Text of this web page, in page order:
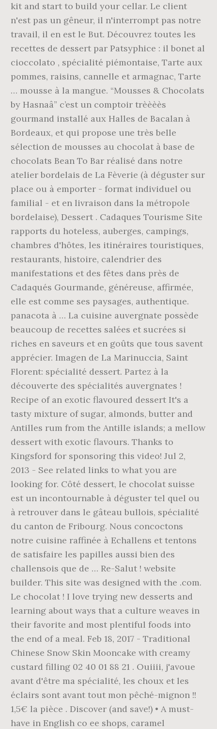
kit and start to build your cellar. Le client
n'est pas un gêneur, il n'interrompt pas notre
travail, il en est le But. Découvrez toutes les
recettes de dessert par Patsyphice : il bonet al
cioccolato , spécialité piémontaise, Tarte aux
pommes, raisins, cannelle et armagnac, Tarte
… mousse à la mangue. “Mousses & Chocolats
by Hasnaâ” c’est un comptoir trèèèès
gourmand installé aux Halles de Bacalan à
Bordeaux, et qui propose une très belle
sélection de mousses au chocolat à base de
chocolats Bean To Bar réalisé dans notre
atelier bordelais de La Fèverie (à déguster sur
place ou à emporter - format individuel ou
familial - et en livraison dans la métropole
bordelaise), Dessert . Cadaques Tourisme Site
rapports du hoteless, auberges, campings,
chambres d'hôtes, les itinéraires touristiques,
restaurants, histoire, calendrier des
manifestations et des fêtes dans près de
Cadaqués Gourmande, généreuse, affirmée,
elle est comme ses paysages, authentique.
panacota à … La cuisine auvergnate possède
beaucoup de recettes salées et sucrées si
riches en saveurs et en goûts que tous savent
apprécier. Imagen de La Marinuccia, Saint
Florent: spécialité dessert. Partez à la
découverte des spécialités auvergnates !
Recipe of an exotic flavoured dessert It's a
tasty mixture of sugar, almonds, butter and
Antilles rum from the Antille islands; a mellow
dessert with exotic flavours. Thanks to
Kingsford for sponsoring this video! Jul 2,
2013 - See related links to what you are
looking for. Côté dessert, le chocolat suisse
est un incontournable à déguster tel quel ou
à retrouver dans le gâteau bullois, spécialité
du canton de Fribourg. Nous concoctons
notre cuisine raffinée à Echallens et tentons
de satisfaire les papilles aussi bien des
challensois que de … Re-Salut ! website
builder. This site was designed with the .com.
Le chocolat ! I love trying new desserts and
learning about ways that a culture weaves in
their favorite and most plentiful foods into
the end of a meal. Feb 18, 2017 - Traditional
Chinese Snow Skin Mooncake with creamy
custard filling 02 40 01 88 21 . Ouiiii, j'avoue
avant d'être ma spécialité, les choux et les
éclairs sont avant tout mon pêché-mignon !!
1,5€ la pièce . Discover (and save!) • A must-
have in English co ee shops, caramel